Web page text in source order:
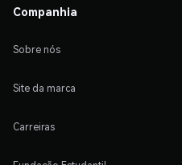
Companhia
Sobre nós
Site da marca
Carreiras